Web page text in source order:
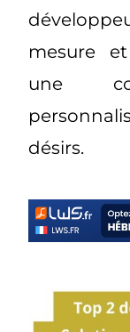
mesure
une
désirs.